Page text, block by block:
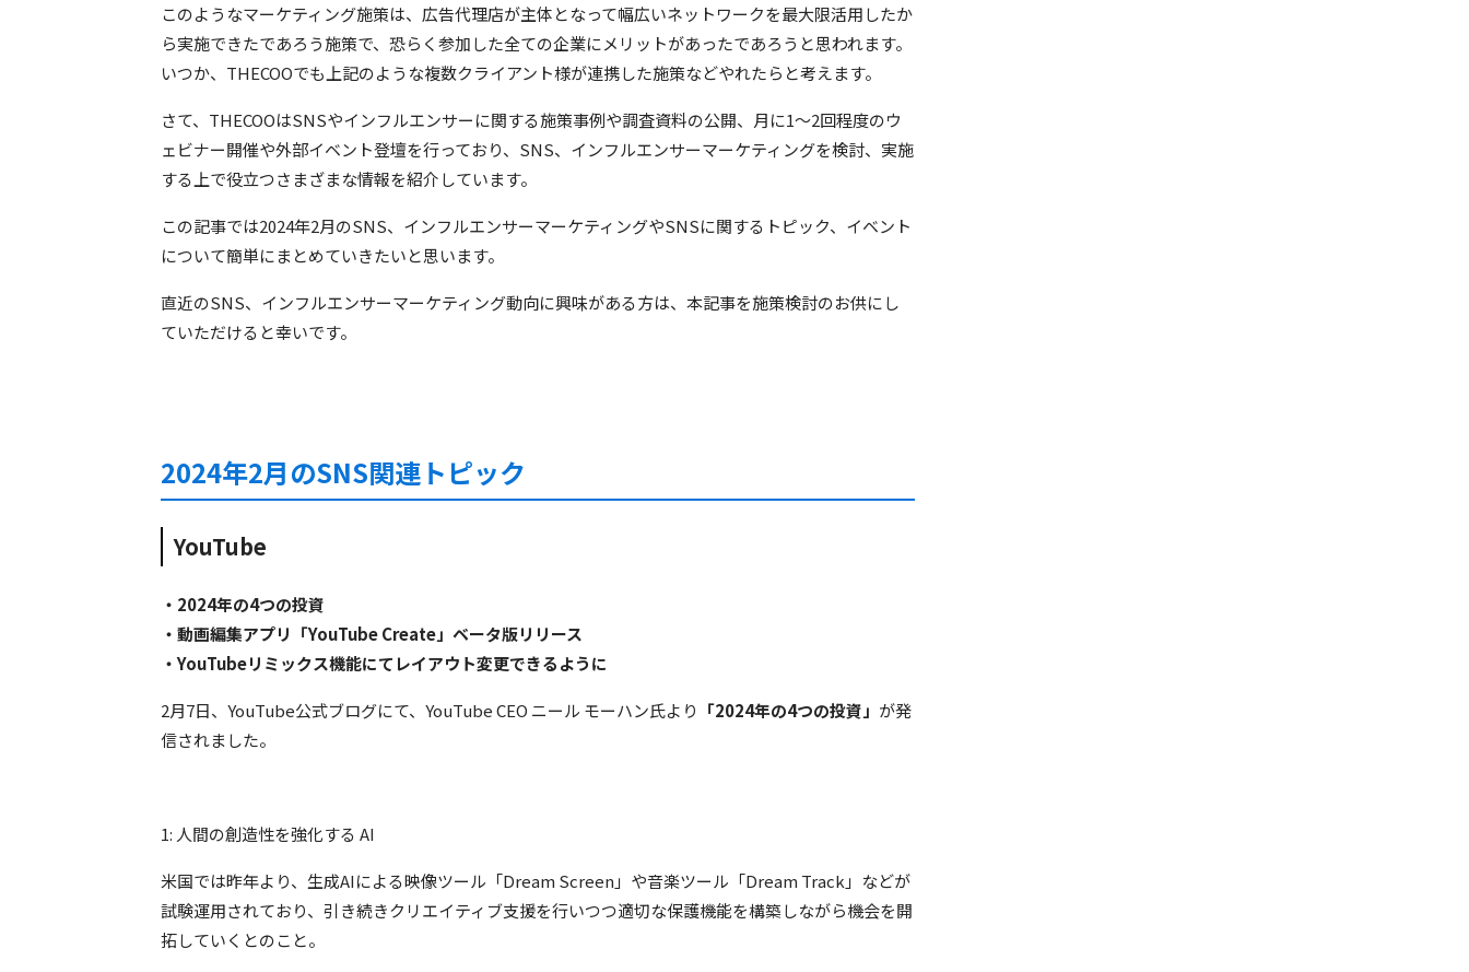
このようなマーケティング施策は、広告代理店が主体となって幅広いネットワークを最大限活用したか
ら実施できたであろう施策で、恐らく参加した全ての企業にメリットがあったであろうと思われます。
いつか、THECOOでも上記のような複数クライアント様が連携した施策などやれたらと考えます。
さて、THECOOはSNSやインフルエンサーに関する施策事例や調査資料の公開、月に1〜2回程度のウ
ェビナー開催や外部イベント登壇を行っており、SNS、インフルエンサーマーケティングを検討、実施
する上で役立つさまざまな情報を紹介しています。
この記事では2024年2月のSNS、インフルエンサーマーケティングやSNSに関するトピック、イベント
について簡単にまとめていきたいと思います。
直近のSNS、インフルエンサーマーケティング動向に興味がある方は、本記事を施策検討のお供にし
ていただけると幸いです。
2024年2月のSNS関連トピック
YouTube
・2024年の4つの投資
・動画編集アプリ「YouTube Create」ベータ版リリース
・YouTubeリミックス機能にてレイアウト変更できるように
2月7日、YouTube公式ブログにて、YouTube CEO ニール モーハン氏より 「2024年の4つの投資」 が発
信されました。
1: 人間の創造性を強化する AI
米国では昨年より、生成AIによる映像ツール「Dream Screen」や音楽ツール「Dream Track」などが
試験運用されており、引き続きクリエイティブ支援を行いつつ適切な保護機能を構築しながら機会を開
拓していくとのこと。